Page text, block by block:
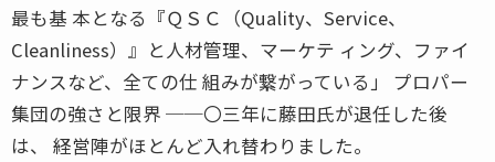
最も基 本となる『ＱＳＣ（Quality、Service、
Cleanliness）』と人材管理、マーケテ ィング、ファイ
ナンスなど、全ての仕 組みが繋がっている」 プロパー
集団の強さと限界 ──〇三年に藤田氏が退任した後
は、 経営陣がほとんど入れ替わりました。